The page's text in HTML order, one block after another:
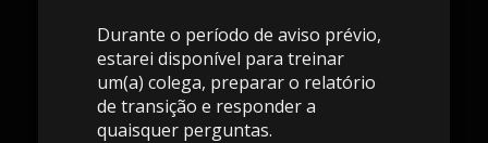
Durante o período de aviso prévio,
estarei disponível para treinar
um(a) colega, preparar o relatório
de transição e responder a
quaisquer perguntas.